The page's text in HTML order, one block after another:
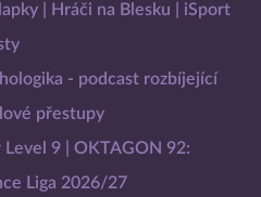
Hráči na Blesku
iSport
- podcast rozbíjející
přestupy
Level 9
OKTAGON 92:
Liga 2026/27